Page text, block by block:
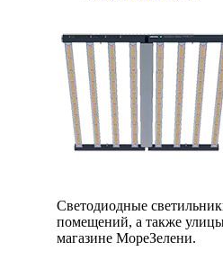
Светодиодные
помещений, а также
магазине МореЗелени.